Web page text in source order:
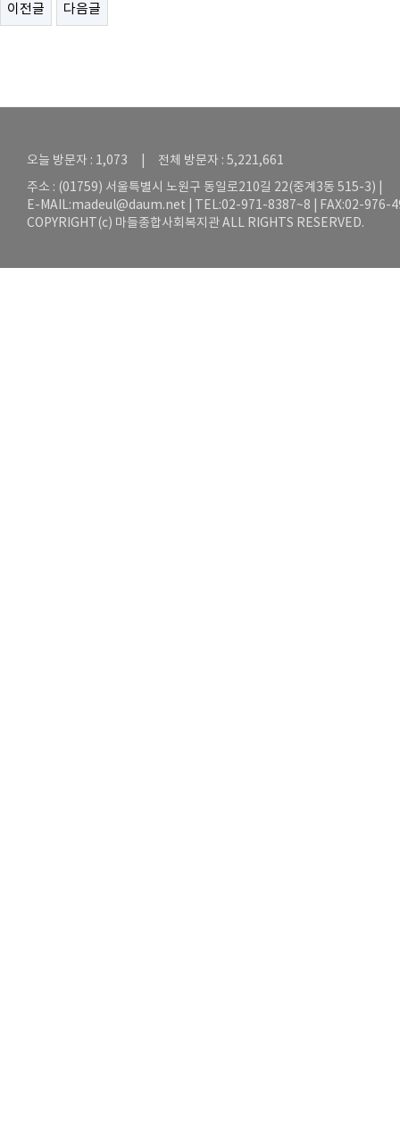
이전글 다음글
오늘 방문자 : 1,073 | 전체 방문자 : 5,221,661
주소 : (01759) 서울특별시 노원구 동일로210길 22(중계3동 515-3) |
E-MAIL:madeul@daum.net | TEL:02-971-8387~8 | FAX:02-976-
COPYRIGHT(c) 마들종합사회복지관 ALL RIGHTS RESERVED.